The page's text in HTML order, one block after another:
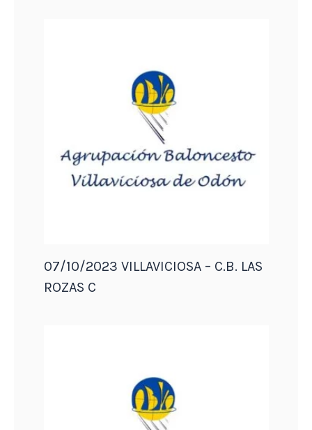
07/10/2023 VILLAVICIOSA – C.B. LAS
ROZAS C